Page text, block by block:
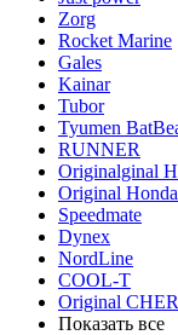
Zorg
Rocket Marine
Gales
Kainar
Tubor
Tyumen
RUNNER
Originalginal
Original
Speedmate
Dynex
NordLine
COOL-T
Original
Показать все